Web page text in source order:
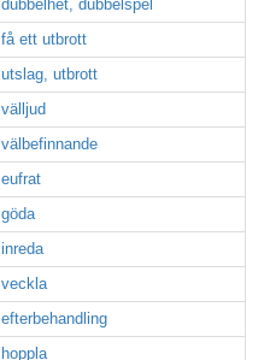
dubbelhet, dubbelspel
få ett utbrott
utslag, utbrott
välljud
välbefinnande
eufrat
göda
inreda
veckla
efterbehandling
hoppla